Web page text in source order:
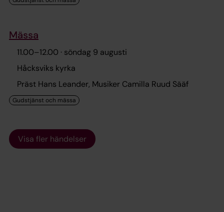
Mässa
11.00–12.00 · söndag 9 augusti
Håcksviks kyrka
Präst Hans Leander, Musiker Camilla Ruud Sääf
Visa fler händelser